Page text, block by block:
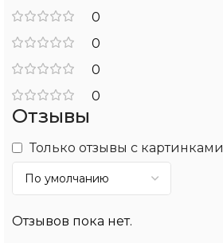
0
0
0
0
Отзывы
Только отзывы с картинками
Отзывов пока нет.